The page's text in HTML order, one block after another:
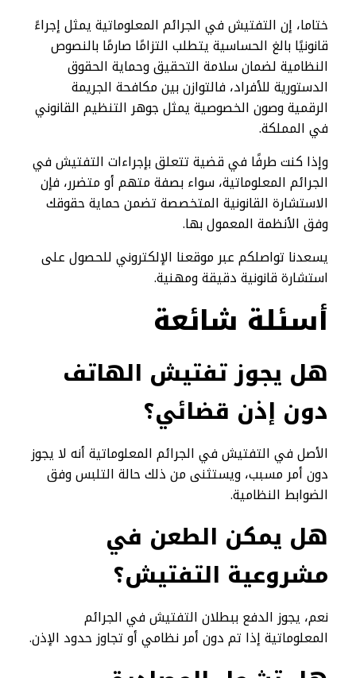
ختاما، إن التفتيش في الجرائم المعلوماتية يمثل إجراءً
قانونيًا بالغ الحساسية يتطلب التزامًا صارمًا بالنصوص
النظامية لضمان سلامة التحقيق وحماية الحقوق
الدستورية للأفراد، فالتوازن بين مكافحة الجريمة
الرقمية وصون الخصوصية يمثل جوهر التنظيم القانوني
في المملكة.
وإذا كنت طرفًا في قضية تتعلق بإجراءات التفتيش في
الجرائم المعلوماتية، سواء بصفة متهم أو متضرر، فإن
الاستشارة القانونية المتخصصة تضمن حماية حقوقك
وفق الأنظمة المعمول بها.
يسعدنا تواصلكم عبر موقعنا الإلكتروني للحصول على
استشارة قانونية دقيقة ومهنية.
أسئلة شائعة
هل يجوز تفتيش الهاتف
دون إذن قضائي؟
الأصل في التفتيش في الجرائم المعلوماتية أنه لا يجوز
دون أمر مسبب، ويستثنى من ذلك حالة التلبس وفق
الضوابط النظامية.
هل يمكن الطعن في
مشروعية التفتيش؟
نعم، يجوز الدفع ببطلان التفتيش في الجرائم
المعلوماتية إذا تم دون أمر نظامي أو تجاوز حدود الإذن.